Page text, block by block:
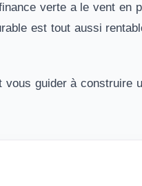
verte a le vent en
est tout aussi
vous guider à construire